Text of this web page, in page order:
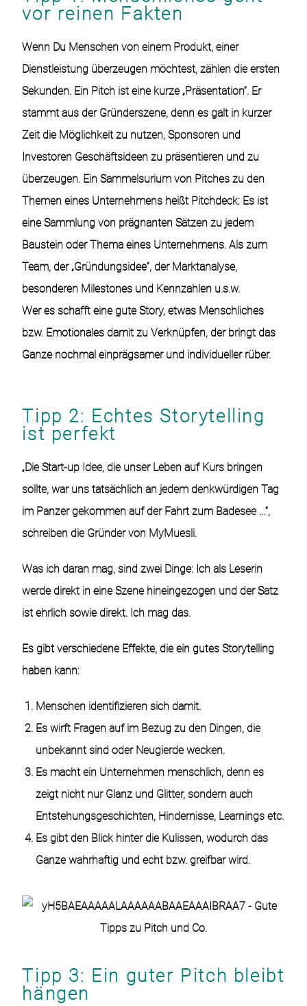
vor reinen Fakten
Wenn Du Menschen von einem Produkt, einer
Dienstleistung überzeugen möchtest, zählen die ersten
Sekunden. Ein Pitch ist eine kurze „Präsentation“. Er
stammt aus der Gründerszene, denn es galt in kurzer
Zeit die Möglichkeit zu nutzen, Sponsoren und
Investoren Geschäftsideen zu präsentieren und zu
überzeugen. Ein Sammelsurium von Pitches zu den
Themen eines Unternehmens heißt Pitchdeck: Es ist
eine Sammlung von prägnanten Sätzen zu jedem
Baustein oder Thema eines Unternehmens. Als zum
Team, der „Gründungsidee“, der Marktanalyse,
besonderen Milestones und Kennzahlen u.s.w.
Wer es schafft eine gute Story, etwas Menschliches
bzw. Emotionales damit zu Verknüpfen, der bringt das
Ganze nochmal einprägsamer und individueller rüber.
Tipp 2: Echtes Storytelling
ist perfekt
„Die Start-up Idee, die unser Leben auf Kurs bringen
sollte, war uns tatsächlich an jedem denkwürdigen Tag
im Panzer gekommen auf der Fahrt zum Badesee …“,
schreiben die Gründer von MyMuesli.
Was ich daran mag, sind zwei Dinge: Ich als Leserin
werde direkt in eine Szene hineingezogen und der Satz
ist ehrlich sowie direkt. Ich mag das.
Es gibt verschiedene Effekte, die ein gutes Storytelling
haben kann:
Menschen identifizieren sich damit.
Es wirft Fragen auf im Bezug zu den Dingen, die
unbekannt sind oder Neugierde wecken.
Es macht ein Unternehmen menschlich, denn es
zeigt nicht nur Glanz und Glitter, sondern auch
Entstehungsgeschichten, Hindernisse, Learnings etc.
Es gibt den Blick hinter die Kulissen, wodurch das
Ganze wahrhaftig und echt bzw. greifbar wird.
Tipp 3: Ein guter Pitch bleibt
hängen